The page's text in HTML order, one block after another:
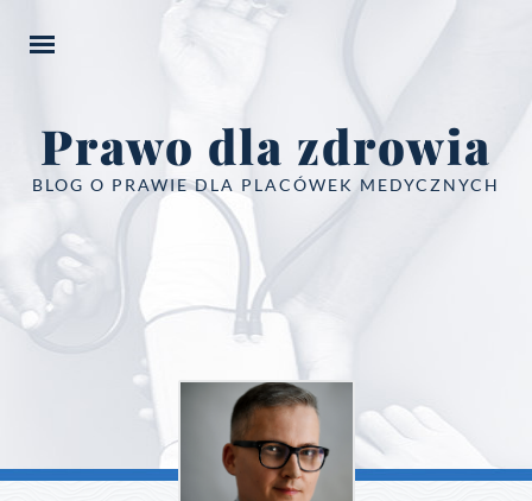
Prawo dla zdrowia
BLOG O PRAWIE DLA PLACÓWEK MEDYCZNYCH